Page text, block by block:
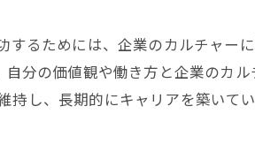
るためには、企業のカルチャー
分の価値観や働き方と企業のカ
し、長期的にキャリアを築いてい